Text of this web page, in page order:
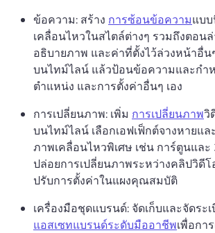
ข้อความ: สร้าง การซ้อนข้อความแบ
เคลื่อนไหวในสไตล์ต่างๆ รวมถึงตอน
อธิบายภาพ และค่าที่ตั้งไว้ล่วงหน้าอื่น
บนไทม์ไลน์ แล้วป้อนข้อความและก
ตำแหน่ง และการตั้งค่าอื่นๆ เอง
การเปลี่ยนภาพ: เพิ่ม การเปลี่ยนภาพวิ
บนไทม์ไลน์ เลือกเอฟเฟ็กต์จางหายแ
ภาพเคลื่อนไหวพิเศษ เช่น การ์ตูนและ
ปล่อยการเปลี่ยนภาพระหว่างคลิปวิดี
ปรับการตั้งค่าในแผงคุณสมบัติ
เครื่องมือชุดแบรนด์: จัดเก็บและจัดระเ
แอสเซทแบรนด์ระดับมืออาชีพเพื่อกา